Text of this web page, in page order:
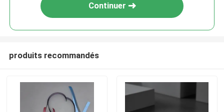
Continuer
produits recommandés